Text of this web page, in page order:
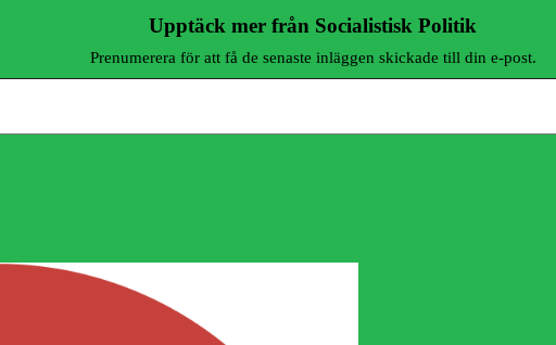
Upptäck mer från Socialistisk Politik
Prenumerera för att få de senaste inläggen skickade till din e-post.